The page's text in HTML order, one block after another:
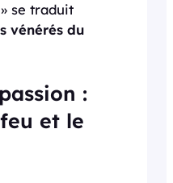
se traduit
vénérés du
:
et le